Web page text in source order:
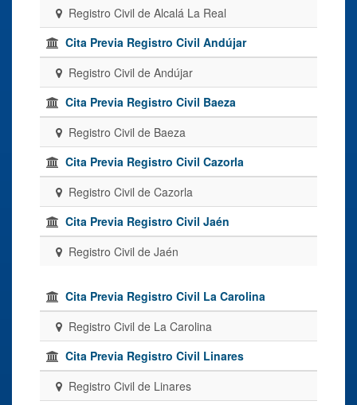
Registro Civil de Alcalá La Real
Cita Previa Registro Civil Andújar
Registro Civil de Andújar
Cita Previa Registro Civil Baeza
Registro Civil de Baeza
Cita Previa Registro Civil Cazorla
Registro Civil de Cazorla
Cita Previa Registro Civil Jaén
Registro Civil de Jaén
Cita Previa Registro Civil La Carolina
Registro Civil de La Carolina
Cita Previa Registro Civil Linares
Registro Civil de Linares